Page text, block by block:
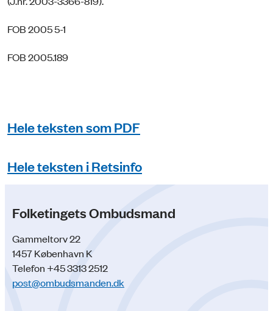
FOB 2005 5-1
FOB 2005.189
Hele teksten som PDF
Hele teksten i Retsinfo
Folketingets Ombudsmand
Gammeltorv 22
1457 København K
Telefon +45 3313 2512
post@ombudsmanden.dk